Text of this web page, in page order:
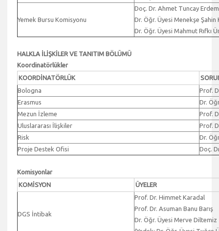
Yemek Bursu Komisyonu
Doç. Dr. Ahmet Tuncay Erdem
Dr. Öğr. Üyesi Menekşe Şahin
Dr. Öğr. Üyesi Mahmut Rıfkı
HALKLA İLİŞKİLER VE TANITIM BÖLÜMÜ
Koordinatörlükler
KOORDİNATÖRLÜK
Bologna
Prof.
Erasmus
Dr.
Mezun İzleme
Prof.
Uluslararası İlişkiler
Prof.
Risk
Dr.
Proje Destek Ofisi
Doç.
Komisyonlar
KOMİSYON
ÜYELER
DGS İntibak
Prof. Dr. Himmet Karadal
Prof. Dr. Asuman Banu Barış
Dr. Öğr. Üyesi Merve Diltemiz